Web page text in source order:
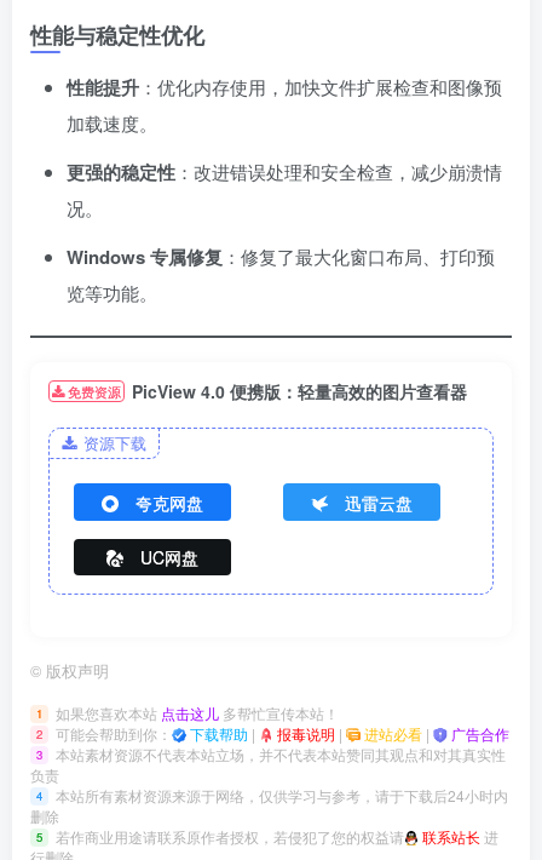
性能与稳定性优化
性能提升 ：优化内存使用，加快文件扩展检查和图像预
加载速度。
更强的稳定性 ：改进错误处理和安全检查，减少崩溃情
况。
Windows 专属修复 ：修复了最大化窗口布局、打印预
览等功能。
免费资源 PicView 4.0 便携版：轻量高效的图片查看器
资源下载
夸克网盘 迅雷云盘
UC网盘
© 版权声明
1 如果您喜欢本站 点击这儿 多帮忙宣传本站！
2 可能会帮助到你： 下载帮助 | 报毒说明 | 进站必看 | 广告合作
3
本站素材资源不代表本站立场，并不代表本站赞同其观点和对其真实性
负责
4
本站所有素材资源来源于网络，仅供学习与参考，请于下载后24小时内
删除
5 若作商业用途请联系原作者授权，若侵犯了您的权益请 联系站长 进